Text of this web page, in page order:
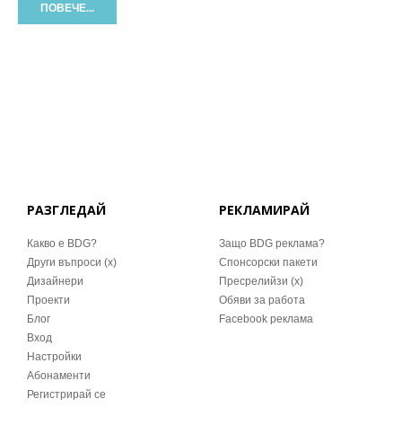
ПОВЕЧЕ...
РАЗГЛЕДАЙ
Какво е BDG?
Други въпроси (x)
Дизайнери
Проекти
Блог
Вход
Настройки
Абонаменти
Регистрирай се
РЕКЛАМИРАЙ
Защо BDG реклама?
Спонсорски пакети
Пресрелийзи (x)
Обяви за работа
Facebook реклама